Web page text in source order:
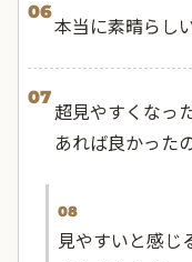
06
本当に素晴らし
07
超見やすくなっ
あれば良かった
08
見やすいと感じ